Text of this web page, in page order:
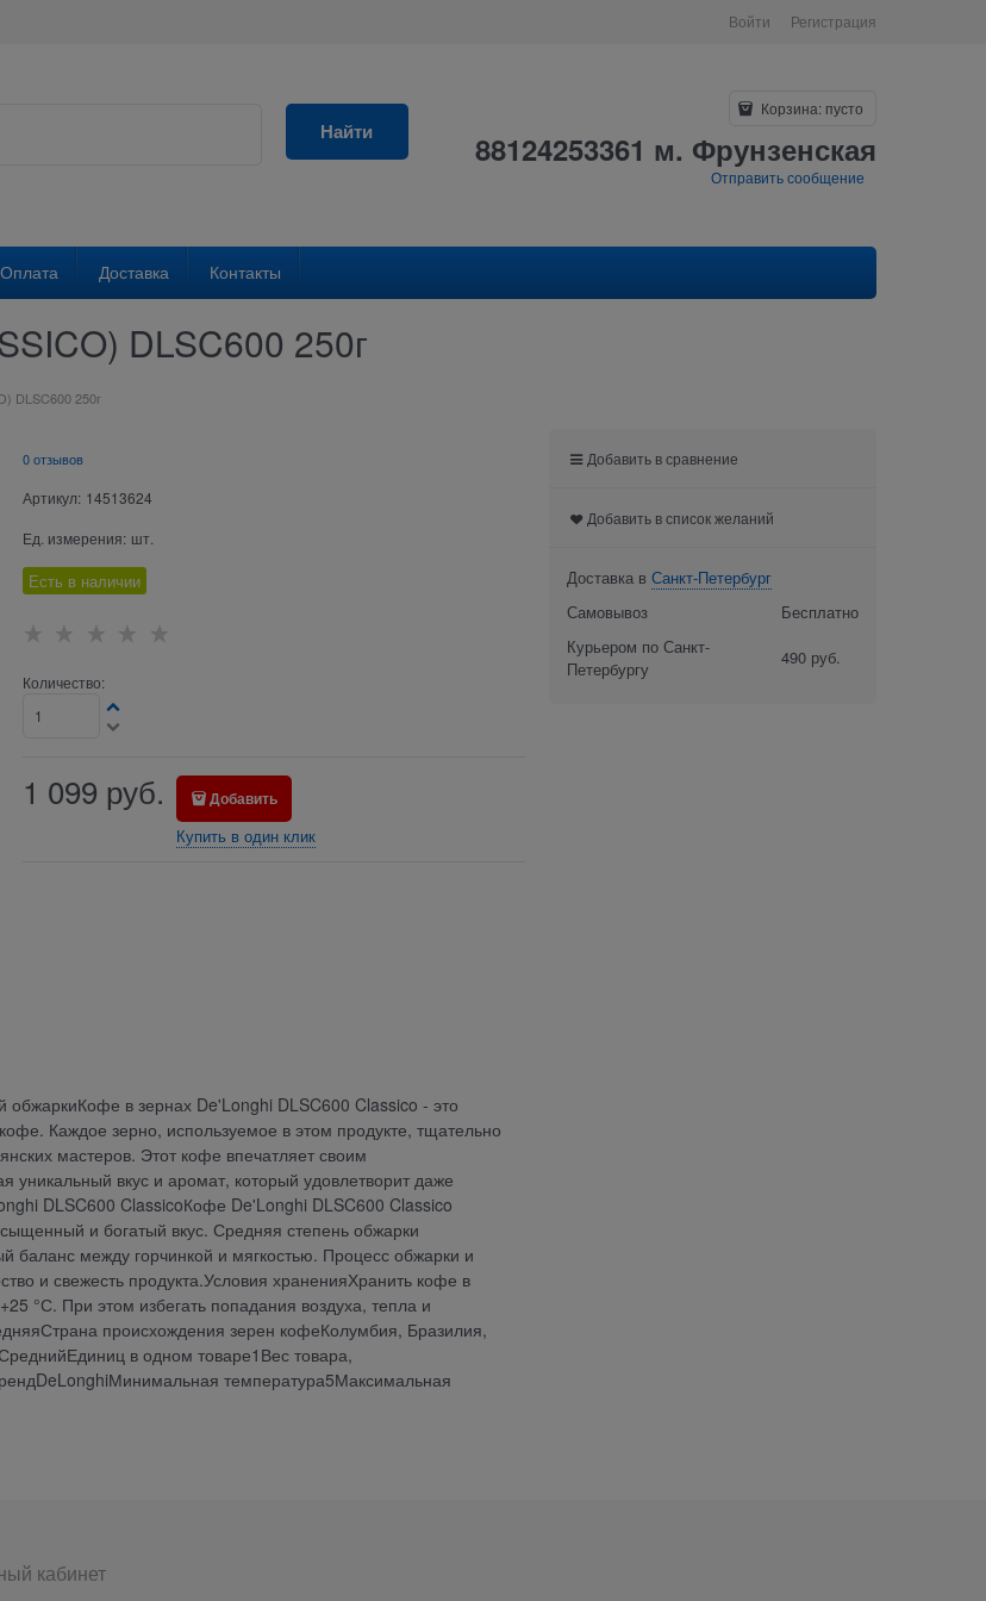
Войти Регистрация
Найти
Корзина: пусто
88124253361 м. Фрунзенская
Отправить сообщение
Оплата Доставка Контакты
DLSC600 250г
DLSC600 250г
0 отзывов
Артикул: 14513624
Ед. измерения: шт.
Есть в наличии
Количество:
1 099 руб. Добавить
Купить в один клик
обжаркиКофе в зернах De'Longhi DLSC600 Classico - это
Каждое зерно, используемое в этом продукте, тщательно
мастеров. Этот кофе впечатляет своим
вкус и аромат, который удовлетворит даже
DLSC600 ClassicoКофе De'Longhi DLSC600 Classico
и богатый вкус. Средняя степень обжарки
баланс между горчинкой и мягкостью. Процесс обжарки и
и свежесть продукта.Условия храненияХранить кофе в
°С. При этом избегать попадания воздуха, тепла и
происхождения зерен кофеКолумбия, Бразилия,
в одном товаре1Вес товара,
температура5Максимальная
Добавить в сравнение
Добавить в список желаний
Доставка в Санкт-Петербург
Самовывоз
Бесплатно
Курьером по Санкт-
Петербургу
490 руб.
кабинет